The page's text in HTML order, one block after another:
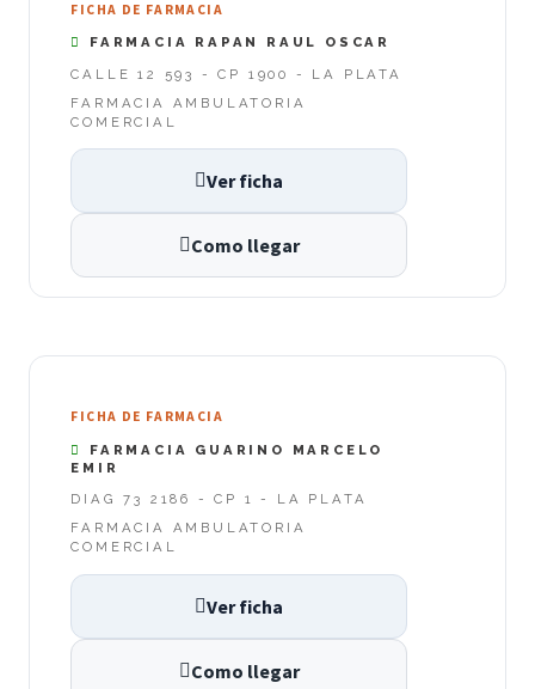
FICHA DE FARMACIA
FARMACIA RAPAN RAUL OSCAR
CALLE 12 593 - CP 1900 - LA PLATA
FARMACIA AMBULATORIA
COMERCIAL
Ver ficha
Como llegar
FICHA DE FARMACIA
FARMACIA GUARINO MARCELO
EMIR
DIAG 73 2186 - CP 1 - LA PLATA
FARMACIA AMBULATORIA
COMERCIAL
Ver ficha
Como llegar